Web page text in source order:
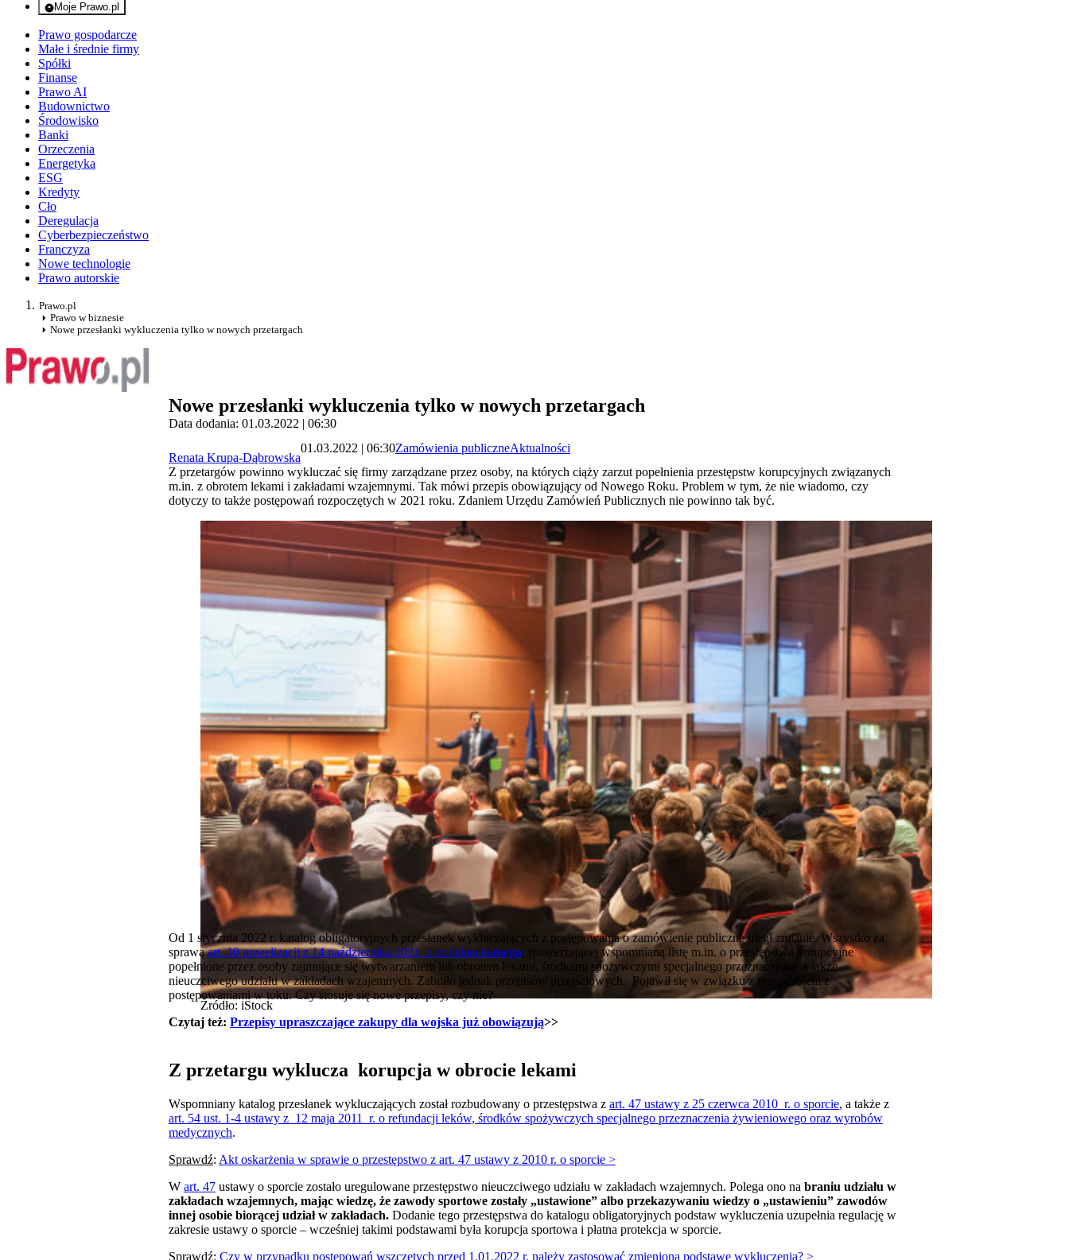
Moje Prawo.pl
- rejestracja i logowanie do serwisu
Prawo gospodarcze
Małe i średnie firmy
Spółki
Finanse
Prawo AI
Budownictwo
Środowisko
Banki
Orzeczenia
Energetyka
ESG
Kredyty
Cło
Deregulacja
Cyberbezpieczeństwo
Franczyza
Nowe technologie
Prawo autorskie
Prawo.pl
Prawo w biznesie
Nowe przesłanki wykluczenia tylko w nowych przetargach
Nowe przesłanki wykluczenia tylko w nowych przetargach
Data dodania: 01.03.2022 | 06:30
Renata Krupa-Dąbrowska
01.03.2022 | 06:30Zamówienia publiczneAktualności
Z przetargów powinno wykluczać się firmy zarządzane przez osoby, na których ciąży zarzut popełnienia przestępstw korupcyjnych związanych
m.in. z obrotem lekami i zakładami wzajemnymi. Tak mówi przepis obowiązujący od Nowego Roku. Problem w tym, że nie wiadomo, czy
dotyczy to także postępowań rozpoczętych w 2021 roku. Zdaniem Urzędu Zamówień Publicznych nie powinno tak być.
Źródło: iStock
Od 1 stycznia 2022 r. katalog obligatoryjnych przesłanek wykluczających z postępowania o zamówienie publiczne uległ zmianie. Wszystko za
sprawąart. 10 nowelizacji z 14 października 2021 r. kodeksu karnego, rozszerzającej wspomnianą listę m.in. o przestępstwa korupcyjne
popełnione przez osoby zajmujące się wytwarzaniem lub obrotem lekami, środkami spożywczymi specjalnego przeznaczenia, a także
nieuczciwego udziału w zakładach wzajemnych. Zabrało jednak przepisów przejściowych. Pojawił się w związku z tym problem z
postępowaniami w toku. Czy stosuje się nowe przepisy, czy nie?
Czytaj też: Przepisy upraszczające zakupy dla wojska już obowiązują>>
Z przetargu wyklucza korupcja w obrocie lekami
Wspomniany katalog przesłanek wykluczających został rozbudowany o przestępstwa z art. 47 ustawy z 25 czerwca 2010 r. o sporcie, a także z
art. 54 ust. 1-4 ustawy z 12 maja 2011 r. o refundacji leków, środków spożywczych specjalnego przeznaczenia żywieniowego oraz wyrobów
medycznych.
Sprawdź: Akt oskarżenia w sprawie o przestępstwo z art. 47 ustawy z 2010 r. o sporcie >
W art. 47 ustawy o sporcie zostało uregulowane przestępstwo nieuczciwego udziału w zakładach wzajemnych. Polega ono na braniu udziału w
zakładach wzajemnych, mając wiedzę, że zawody sportowe zostały „ustawione” albo przekazywaniu wiedzy o „ustawieniu” zawodów
innej osobie biorącej udział w zakładach. Dodanie tego przestępstwa do katalogu obligatoryjnych podstaw wykluczenia uzupełnia regulację w
zakresie ustawy o sporcie – wcześniej takimi podstawami była korupcja sportowa i płatna protekcja w sporcie.
Sprawdź: Czy w przypadku postępowań wszczętych przed 1.01.2022 r. należy zastosować zmienioną podstawę wykluczenia? >